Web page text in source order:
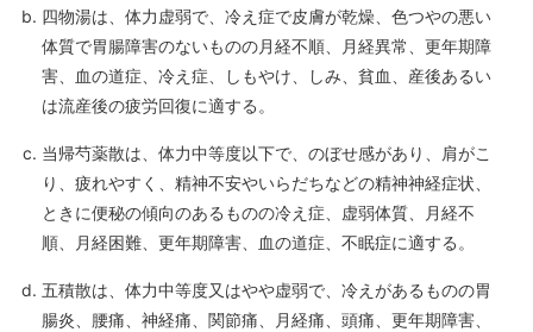
四物湯は、体力虚弱で、冷え症で皮膚が乾燥、色つやの悪い
体質で胃腸障害のないものの月経不順、月経異常、更年期障
害、血の道症、冷え症、しもやけ、しみ、貧血、産後あるい
は流産後の疲労回復に適する。
当帰芍薬散は、体力中等度以下で、のぼせ感があり、肩がこ
り、疲れやすく、精神不安やいらだちなどの精神神経症状、
ときに便秘の傾向のあるものの冷え症、虚弱体質、月経不
順、月経困難、更年期障害、血の道症、不眠症に適する。
五積散は、体力中等度又はやや虚弱で、冷えがあるものの胃
腸炎、腰痛、神経痛、関節痛、月経痛、頭痛、更年期障害、